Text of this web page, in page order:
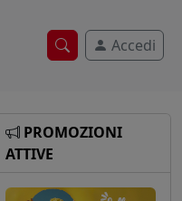
Ricerca veloce
Accedi
PROMOZIONI
ATTIVE